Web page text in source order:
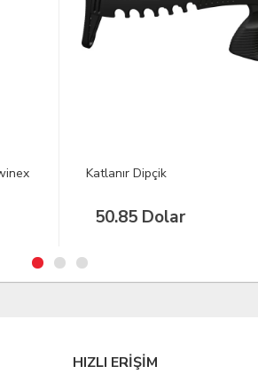
GAMAKATSU LS-3323F Spiral
223,22 TL
HIZLI ERİŞİM